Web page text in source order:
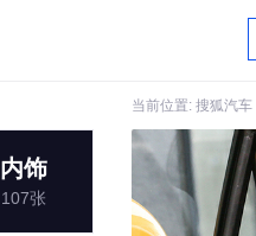
当前位置: 搜狐汽车
内饰
107张